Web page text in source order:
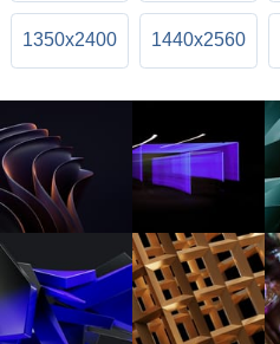
1350x2400 1440x2560